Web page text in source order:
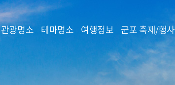
본문 바로가기
관광명소 테마명소 여행정보 군포 축제/행사